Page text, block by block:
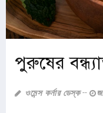
পুরুষের
ওমেন্স কর্নার ডেস্ক